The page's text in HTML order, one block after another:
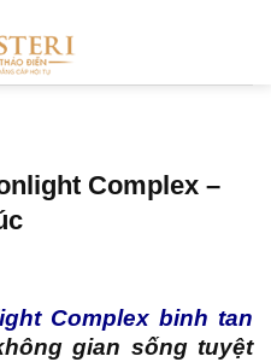
Complex –
Complex binh tan
gian sống tuyệt